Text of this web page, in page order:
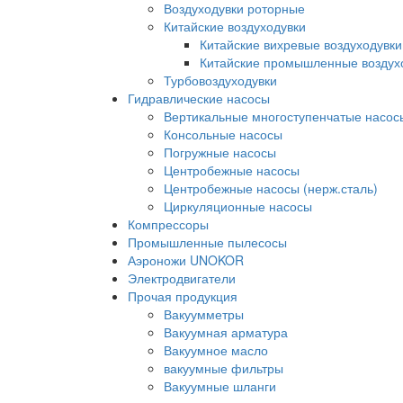
Воздуходувки роторные
Китайские воздуходувки
Китайские вихревые воздуходувки
Китайские промышленные
Турбовоздуходувки
Гидравлические насосы
Вертикальные многоступенчатые
Консольные насосы
Погружные насосы
Центробежные насосы
Центробежные насосы (нерж.сталь)
Циркуляционные насосы
Компрессоры
Промышленные пылесосы
Аэроножи UNOKOR
Электродвигатели
Прочая продукция
Вакуумметры
Вакуумная арматура
Вакуумное масло
вакуумные фильтры
Вакуумные шланги